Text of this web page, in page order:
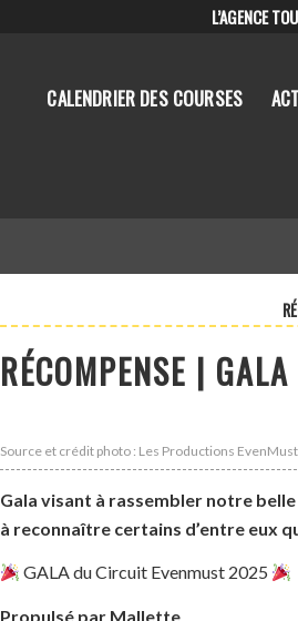
L’AGENCE
CALENDRIER DES COURSES
RÉCOMPENSE |
Source et crédit photo : Les Productions EvenMust
Gala visant à rassembler notre
à reconnaître certains d’entre eux
GALA du Circuit Evenmust 2025
Propulsé par Mallette